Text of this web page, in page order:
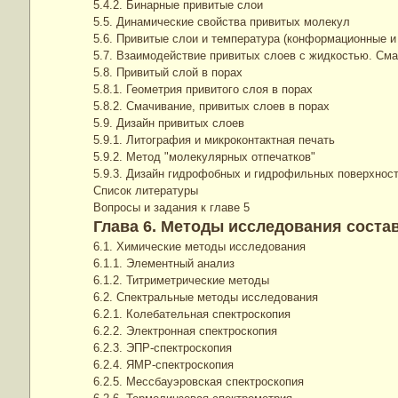
5.4.2. Бинарные привитые слои
5.5. Динамические свойства привитых молекул
5.6. Привитые слои и температура (конформационные
5.7. Взаимодействие привитых слоев с жидкостью.
5.8. Привитый слой в порах
5.8.1. Геометрия привитого слоя в порах
5.8.2. Смачивание, привитых слоев в порах
5.9. Дизайн привитых слоев
5.9.1. Литография и микроконтактная печать
5.9.2. Метод "молекулярных отпечатков"
5.9.3. Дизайн гидрофобных и гидрофильных
Список литературы
Вопросы и задания к главе 5
Глава 6. Методы исследования
6.1. Химические методы исследования
6.1.1. Элементный анализ
6.1.2. Титриметрические методы
6.2. Спектральные методы исследования
6.2.1. Колебательная спектроскопия
6.2.2. Электронная спектроскопия
6.2.3. ЭПР-спектроскопия
6.2.4. ЯМР-спектроскопия
6.2.5. Мессбауэровская спектроскопия